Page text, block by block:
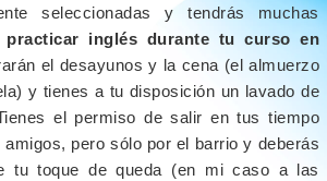
seleccionadas y tendrás muchas
practicar inglés durante tu curso en
el desayunos y la cena (el almuerzo
y tienes a tu disposición un lavado de
el permiso de salir en tus tiempo
pero sólo por el barrio y deberás
tu toque de queda (en mi caso a las